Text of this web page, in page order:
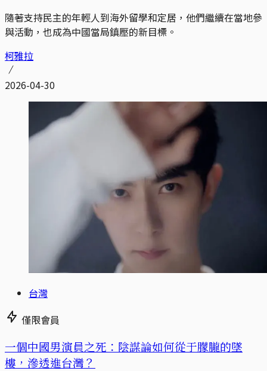
隨著支持民主的年輕人到海外留學和定居，他們繼續在當地參
與活動，也成為中國當局鎮壓的新目標。
柯雅拉
2026-04-30
台灣
僅限會員
一個中國男演員之死：陰謀論如何從于朦朧的墜
樓，滲透進台灣？